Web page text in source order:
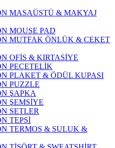
MASAÜSTÜ & MAKYAJ
MOUSE PAD
MUTFAK ÖNLÜK & CEKET
OFİS & KIRTASİYE
PEÇETELİK
PLAKET & ÖDÜL KUPASI
PUZZLE
ŞAPKA
ŞEMSİYE
SETLER
TEPSİ
TERMOS & SULUK &